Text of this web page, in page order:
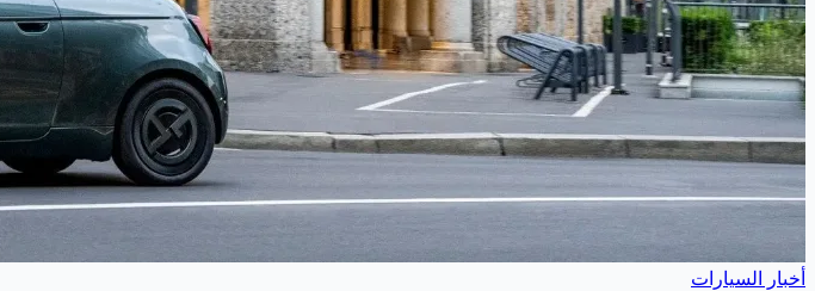
أخبار السيارات